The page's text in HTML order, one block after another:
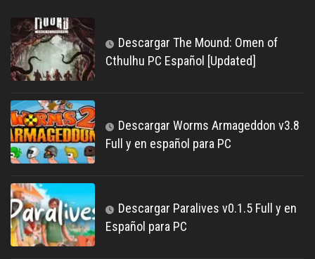
Descargar The Mound: Omen of
Cthulhu PC Español [Updated]
Descargar Worms Armageddon v3.8
Full y en español para PC
Descargar Paralives v0.1.5 Full y en
Español para PC